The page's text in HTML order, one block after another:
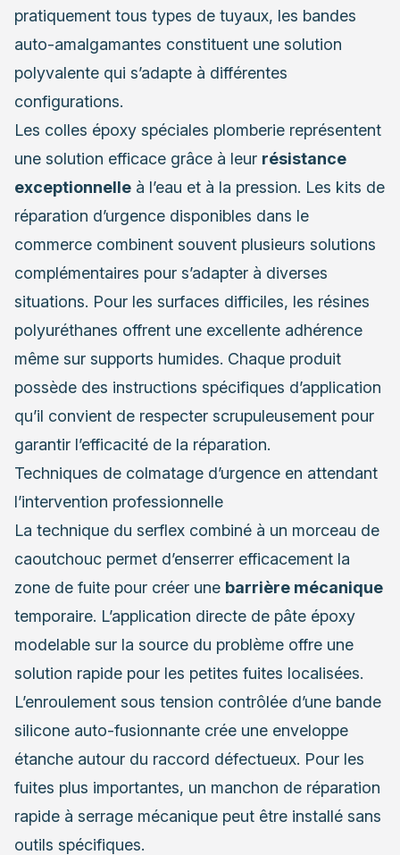
pratiquement tous types de tuyaux, les bandes
auto-amalgamantes constituent une solution
polyvalente qui s’adapte à différentes
configurations.
Les colles époxy spéciales plomberie représentent
une solution efficace grâce à leur résistance
exceptionnelle à l’eau et à la pression. Les kits de
réparation d’urgence disponibles dans le
commerce combinent souvent plusieurs solutions
complémentaires pour s’adapter à diverses
situations. Pour les surfaces difficiles, les résines
polyuréthanes offrent une excellente adhérence
même sur supports humides. Chaque produit
possède des instructions spécifiques d’application
qu’il convient de respecter scrupuleusement pour
garantir l’efficacité de la réparation.
Techniques de colmatage d’urgence en attendant
l’intervention professionnelle
La technique du serflex combiné à un morceau de
caoutchouc permet d’enserrer efficacement la
zone de fuite pour créer une barrière mécanique
temporaire. L’application directe de pâte époxy
modelable sur la source du problème offre une
solution rapide pour les petites fuites localisées.
L’enroulement sous tension contrôlée d’une bande
silicone auto-fusionnante crée une enveloppe
étanche autour du raccord défectueux. Pour les
fuites plus importantes, un manchon de réparation
rapide à serrage mécanique peut être installé sans
outils spécifiques.